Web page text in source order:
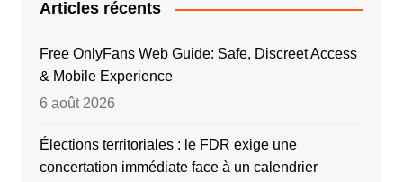
Articles récents
Free OnlyFans Web Guide: Safe, Discreet Access
& Mobile Experience
6 août 2026
Élections territoriales : le FDR exige une
concertation immédiate face à un calendrier